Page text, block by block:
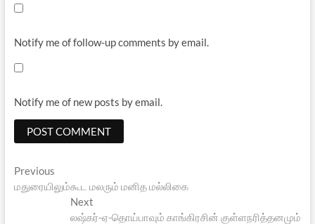
Notify me of follow-up comments by email.
Notify me of new posts by email.
Post
navigation
PreviousPrevious
post:
மதுரையிலும்கூட மலரும் மனித மல்லிகை
Next
post:
லஷ்கர்-ஏ-தொய்பாவும் காங்கிரசின் குள்ளநரித்தனமும்